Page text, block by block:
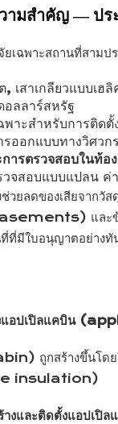
ามสำคัญ — ปร
เฉพาะสถานที่สาม
เสาเกลียวแบบเ
ลลาร์สหรัฐ
พาะสำหรับการติ
รออกแบบทางวิศว
ารตรวจสอบในท้อ
สอบแบบแปลน ค่
วยลดของเสียจาก
และข้อจ
ที่มีใบอนุญาตอย่าง
างแอปเปิลแคบิน
ถูกสร้างขึ้นโดยใช้
insulation)
สร้างและติดตั้งแอ